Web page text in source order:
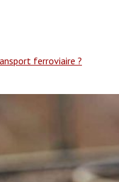
ferroviaire ?